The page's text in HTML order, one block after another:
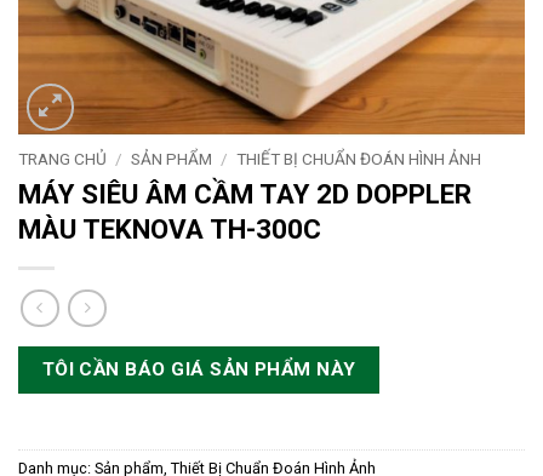
TRANG CHỦ / SẢN PHẨM / THIẾT BỊ CHUẨN ĐOÁN HÌNH ẢNH
MÁY SIÊU ÂM CẦM TAY 2D DOPPLER
MÀU TEKNOVA TH-300C
TÔI CẦN BÁO GIÁ SẢN PHẨM NÀY
Danh mục: Sản phẩm Thiết Bị Chuẩn Đoán Hình Ảnh